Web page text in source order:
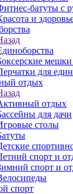
батуты с
и
для
отдых
отдых
для дачи
столы
спорт и
спорт и
спорт